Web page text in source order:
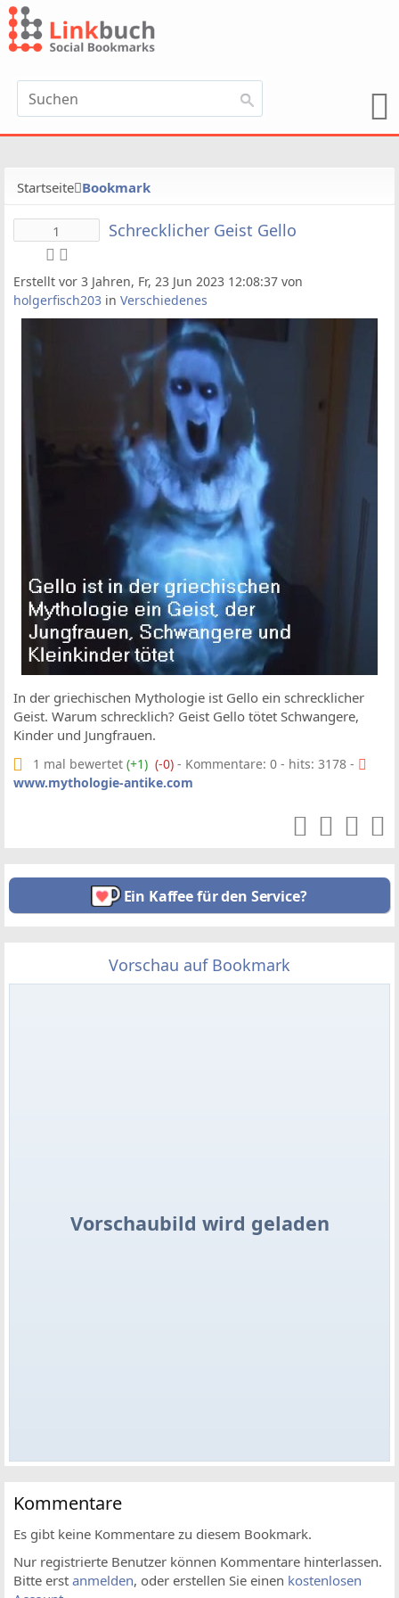
Startseite Bookmark
1 Schrecklicher Geist Gello
Erstellt vor 3 Jahren, Fr, 23 Jun 2023 12:08:37 von
holgerfisch203 in Verschiedenes
In der griechischen Mythologie ist Gello ein schrecklicher
Geist. Warum schrecklich? Geist Gello tötet Schwangere,
Kinder und Jungfrauen.
1 mal bewertet (+1) (-0) - Kommentare: 0 - hits: 3178 -
www.mythologie-antike.com
Ein Kaffee für den Service?
Vorschau auf Bookmark
Vorschaubild wird geladen
Kommentare
Es gibt keine Kommentare zu diesem Bookmark.
Nur registrierte Benutzer können Kommentare hinterlassen.
Bitte erst anmelden, oder erstellen Sie einen kostenlosen